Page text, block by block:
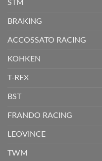
STM
BRAKING
ACCOSSATO RACING
KOHKEN
T-REX
BST
FRANDO RACING
LEOVINCE
TWM